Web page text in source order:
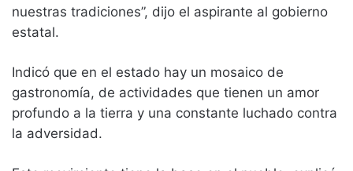
nuestras tradiciones”, dijo el aspirante al gobierno
estatal.
Indicó que en el estado hay un mosaico de
gastronomía, de actividades que tienen un amor
profundo a la tierra y una constante luchado contra
la adversidad.